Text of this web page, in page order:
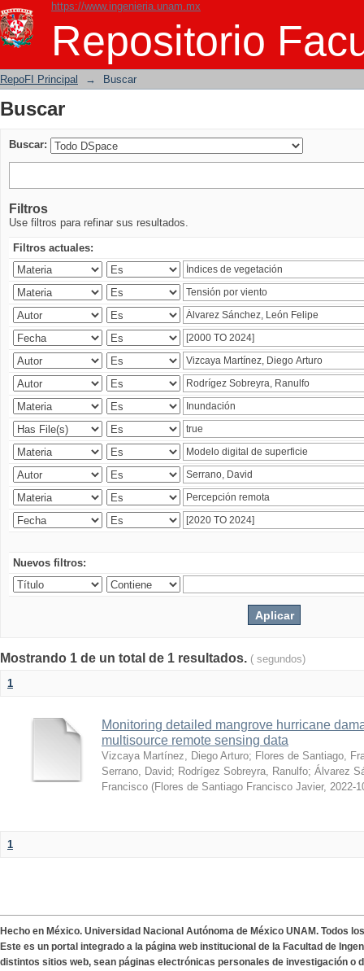
https://www.ingenieria.unam.mx
Repositorio
Buscar
RepoFI Principal → Buscar
Buscar
Buscar:
Filtros
Use filtros para refinar sus resultados.
Filtros actuales:
Nuevos filtros:
Mostrando 1 de un total de 1 resultados. ( segundos)
1
Monitoring detailed mangrove hurricane
multisource remote sensing data
Vizcaya Martínez, Diego Arturo; Flores de Santiago,
Serrano, David; Rodrígez Sobreyra, Ranulfo; Álvarez
Francisco (Flores de Santiago Francisco Javier, 2022-
1
Hecho en México. Universidad Nacional Autónoma de México UNAM. Todos
Este es un portal integrado a la página web institucional de la Facultad de
distintos sitios web, sean páginas electrónicas personales de investigación o